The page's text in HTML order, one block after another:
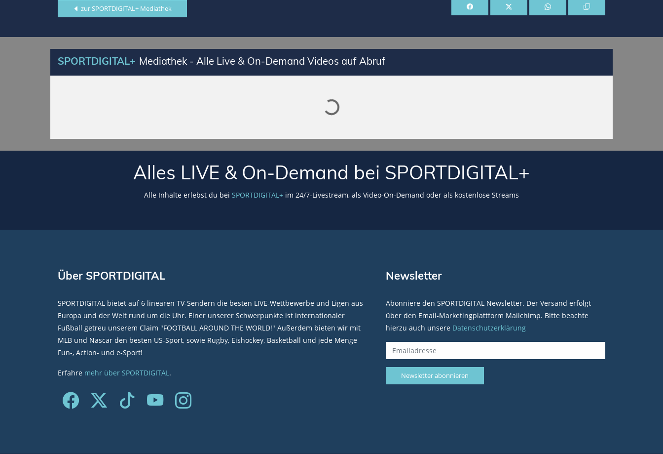
zur SPORTDIGITAL+ Mediathek
SPORTDIGITAL+ Mediathek - Alle Live & On-Demand Videos auf Abruf
Lade SPORTDIGITAL+ Mediathek
Alles LIVE & On-Demand bei SPORTDIGITAL+
Alle Inhalte erlebst du bei SPORTDIGITAL+ im 24/7-Livestream, als Video-On-Demand oder als kostenlose Streams
Über SPORTDIGITAL
SPORTDIGITAL bietet auf 6 linearen TV-Sendern die besten LIVE-Wettbewerbe und Ligen aus
Europa und der Welt rund um die Uhr. Einer unserer Schwerpunkte ist internationaler
Fußball getreu unserem Claim "FOOTBALL AROUND THE WORLD!" Außerdem bieten wir mit
MLB und Nascar den besten US-Sport, sowie Rugby, Eishockey, Basketball und jede Menge
Fun-, Action- und e-Sport!
Erfahre mehr über SPORTDIGITAL.
Newsletter
Abonniere den SPORTDIGITAL Newsletter. Der Versand erfolgt
über den Email-Marketingplattform Mailchimp. Bitte beachte
hierzu auch unsere Datenschutzerklärung